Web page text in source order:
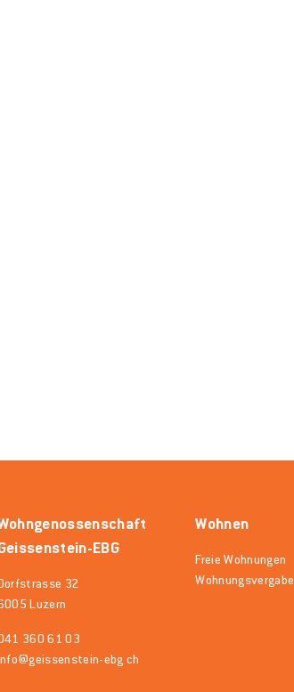
EBG
32
Luzern
360 61 03
ebg.ch
Wohnen
Freie Wohnungen
Wohnungsvergabe